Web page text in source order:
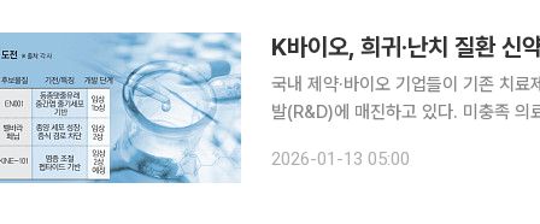
K바이오, 희귀·난치 질환 신
국내 제약·바이오 기업들이 기존 치
발(R&D)에 매진하고 있다. 미충족 의
한미약품, 이엔셀, HK이노엔·카인사
2026-01-13 05:00